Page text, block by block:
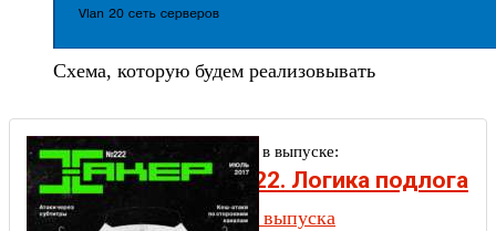
Схема, которую будем реализовывать
Другие статьи в выпуске:
Xakep #222. Логика подлога
Содержание выпуска